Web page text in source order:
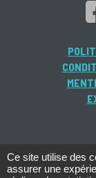
Ce site utilise des
assurer une